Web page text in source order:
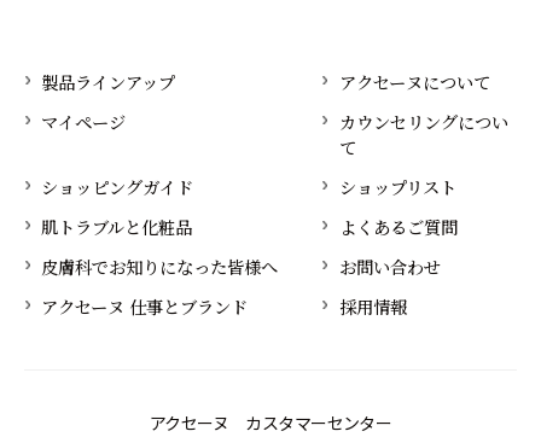
製品ラインアップ
アクセーヌについて
マイページ
カウンセリングについ
て
ショッピングガイド
ショップリスト
肌トラブルと化粧品
よくあるご質問
皮膚科でお知りになった皆様へ
お問い合わせ
アクセーヌ 仕事とブランド
採用情報
アクセーヌ カスタマーセンター